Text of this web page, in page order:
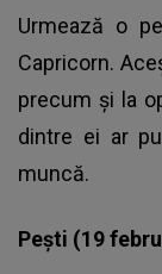
Urmează o
Capricorn.
precum și la
dintre ei ar
muncă.
Pești (19